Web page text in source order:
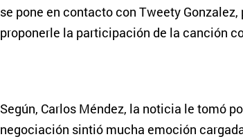
se pone en contacto con Tweety
proponerle la participación de la canción
Según, Carlos Méndez, la noticia le tomó
negociación sintió mucha emoción